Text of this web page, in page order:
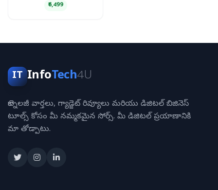
₹6,499
IT InfoTech4U
టెక్నాలజీ వార్తలు, గ్యాడ్జెట్ రివ్యూలు మరియు డిజిటల్ బిజినెస్
టూల్స్ కోసం మీ నమ్మకమైన సోర్స్. మీ డిజిటల్ ప్రయాణానికి
మా తోడ్పాటు.